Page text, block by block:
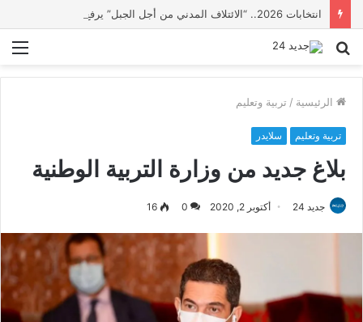
بحث
الرئيسية / تربية وتعليم
تربية وتعليم سلايدر
بلاغ جديد من وزارة التربية الوطنية
جديد 24 أكتوبر 2, 2020 0
16